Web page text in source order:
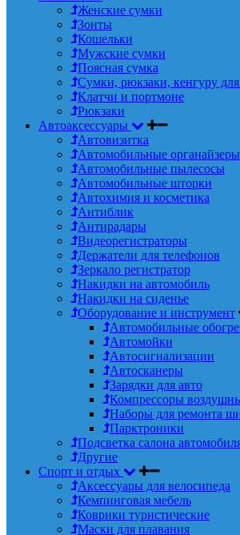
Женские сумки
Зонты
Кошельки
Мужские сумки
Поясная сумка
Сумки, рюкзаки, кенгуру
Клатчи и портмоне
Рюкзаки
Автоаксессуары
Автовизитка
Автомобильные органайзеры
Автомобильные пылесосы
Автомобильные шторки
Автохимия и косметика
Антиблик
Антирадары
Видеорегистраторы
Держатели для телефонов
Зеркало регистратор
Накидки на автомобиль
Накидки на сиденье
Оборудование и инструмент
Автомобильные
Автомойки
Автосигнализации
Автосканеры
Зарядки для авто
Компрессоры
Наборы для ремонта
Парктроники
Подсветка салона
Другие
Спорт и отдых
Аксессуары для велосипеда
Кемпинговая мебель
Коврики туристические
Маски для плавания